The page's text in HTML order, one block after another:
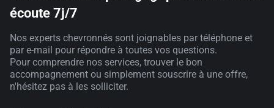
écoute 7j/7
Nos experts chevronnés sont joignables par téléphone et
par e-mail pour répondre à toutes vos questions.
Pour comprendre nos services, trouver le bon
accompagnement ou simplement souscrire à une offre,
n'hésitez pas à les solliciter.